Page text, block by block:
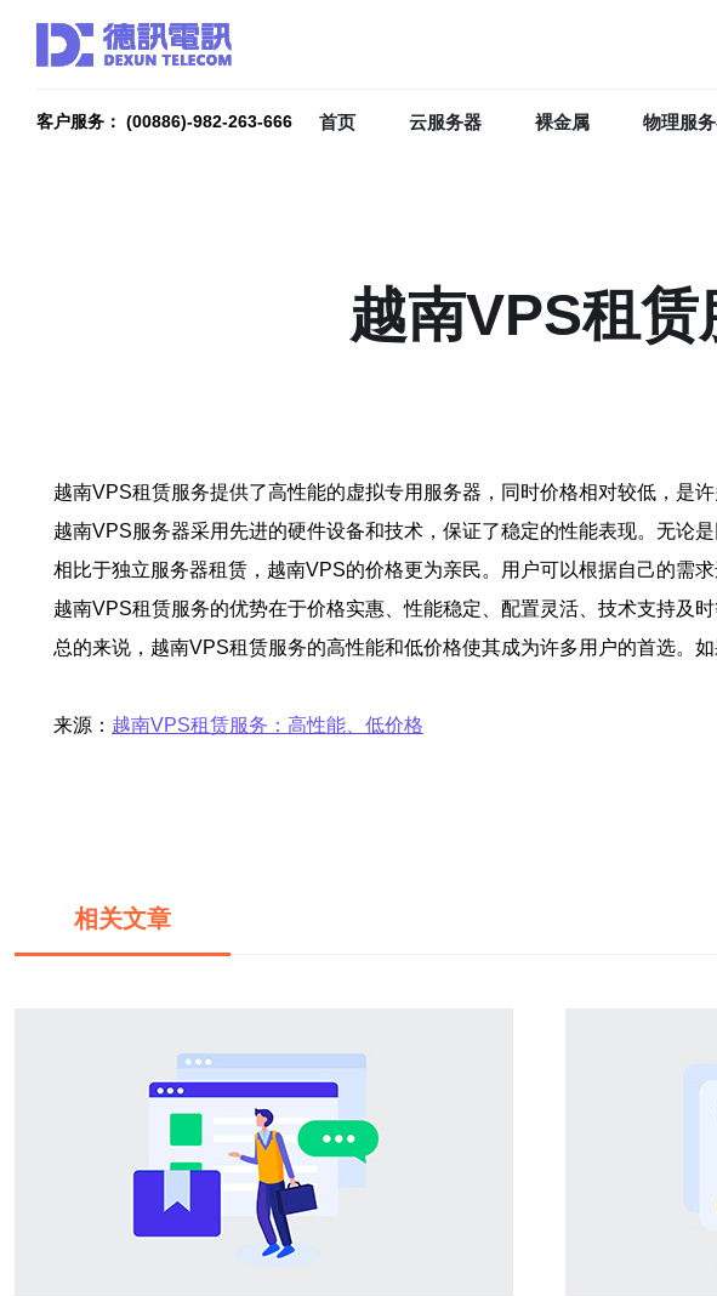
客户服务： (00886)-982-263-666 首页 云服务器 裸金属 物理服
越南VPS租
越南VPS租赁服务提供了高性能的虚拟专用服务器，同时价格相对较低，是
越南VPS服务器采用先进的硬件设备和技术，保证了稳定的性能表现。无论
相比于独立服务器租赁，越南VPS的价格更为亲民。用户可以根据自己的需
越南VPS租赁服务的优势在于价格实惠、性能稳定、配置灵活、技术支持及
总的来说，越南VPS租赁服务的高性能和低价格使其成为许多用户的首选。
来源： 越南VPS租赁服务：高性能、低价格
相关文章